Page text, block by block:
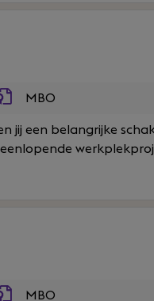
MBO
jij een belangrijke
MBO